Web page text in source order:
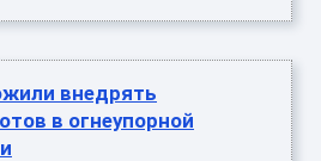
внедрять
в огнеупорной